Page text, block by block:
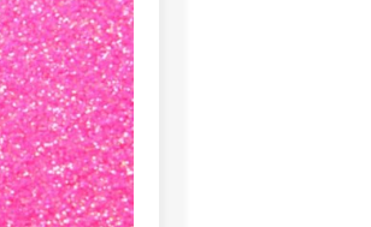
Жидкости
Инструменты для маникюра и
педикюра
Кисти
Лак для ногтей
Лампы для сушки ногтей
Лечение и уход за кутикулой и
ногтями
Пилки для ногтей